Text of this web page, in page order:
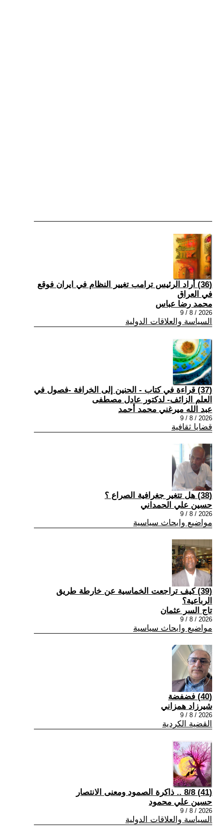
(36) أراد الرئيس ترامب تغيير النظام في ايران فوقع
في العراق
محمد رضا عباس
2026 / 8 / 9
السياسة والعلاقات الدولية
(37) قراءة في كتاب - الحنين إلى الخرافة -فصول في
العلم الزائف- لدكتور عادل مصطفى
عبد الله ميرغني محمد أحمد
2026 / 8 / 9
قضايا ثقافية
(38) هل تتغير جغرافية الصراع ؟
حسين علي الحمداني
2026 / 8 / 9
مواضيع وابحاث سياسية
(39) كيف تراجعت الخماسية عن خارطة طريق
الرباعية؟
تاج السر عثمان
2026 / 8 / 9
مواضيع وابحاث سياسية
(40) فضفضة
شيرزاد همزاني
2026 / 8 / 9
القضية الكردية
(41) 8/8 .. ذاكرة الصمود ومعنى الانتصار
حسين علي محمود
2026 / 8 / 9
السياسة والعلاقات الدولية